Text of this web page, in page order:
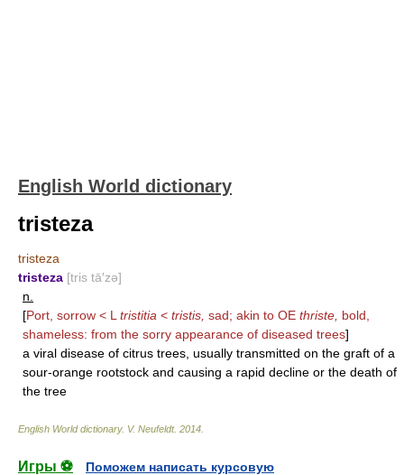
English World dictionary
tristeza
tristeza
tristeza [tris tā′zə]
n.
[Port, sorrow < L tristitia < tristis, sad; akin to OE thriste, bold,
shameless: from the sorry appearance of diseased trees]
a viral disease of citrus trees, usually transmitted on the graft of a
sour-orange rootstock and causing a rapid decline or the death of
the tree
English World dictionary. V. Neufeldt. 2014
Игры ⚽
Поможем написать курсовую